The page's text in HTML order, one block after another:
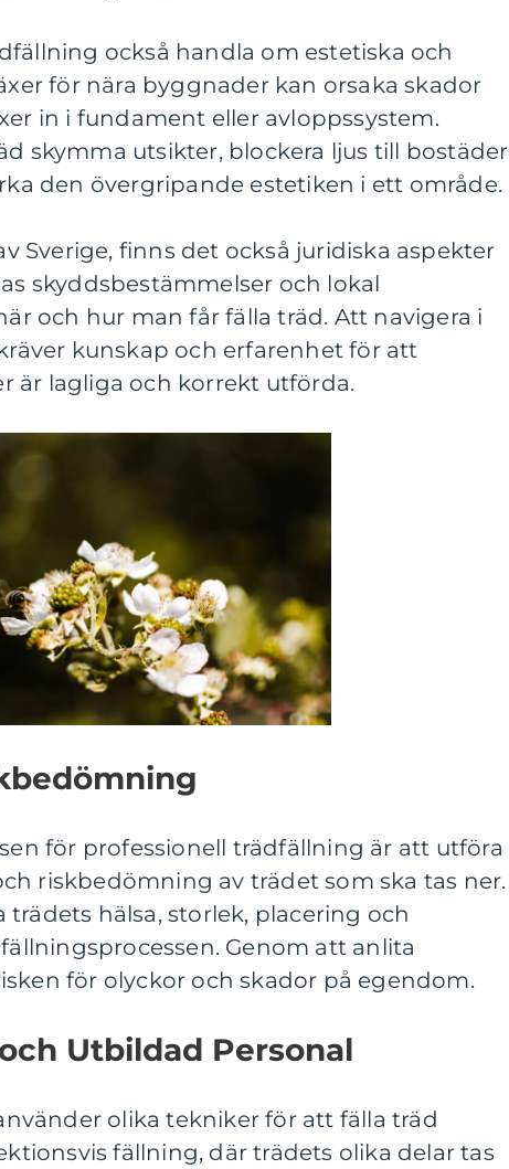
också handla om estetiska och
för nära byggnader kan orsaka skador
in i fundament eller avloppssystem.
skymma utsikter, blockera ljus till bostäder
den övergripande estetiken i ett område.
Sverige, finns det också juridiska aspekter
skyddsbestämmelser och lokal
och hur man får fälla träd. Att navigera i
kunskap och erfarenhet för att
är lagliga och korrekt utförda.
för professionell trädfällning är att utföra
riskbedömning av trädet som ska tas ner.
hälsa, storlek, placering och
Genom att anlita
för olyckor och skador på egendom.
Utbildad Personal
olika tekniker för att fälla träd
fällning, där trädets olika delar tas